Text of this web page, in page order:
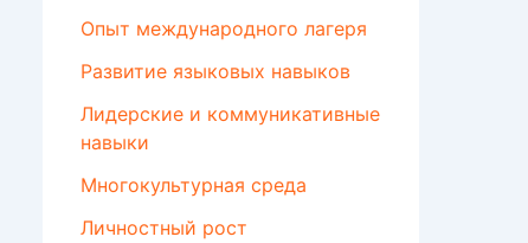
Опыт международного лагеря
Развитие языковых навыков
Лидерские и коммуникативные
навыки
Многокультурная среда
Личностный рост